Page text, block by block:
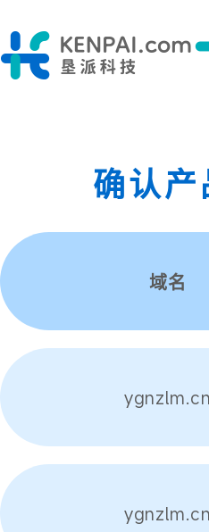
确认
域名
ygnzlm.cn
ygnzlm.cn